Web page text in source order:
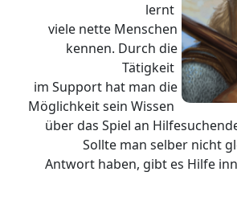
lernt
viele nette Menschen
kennen. Durch die
Tätigkeit
im Support hat man die
Möglichkeit sein Wissen
über das Spiel an
Sollte man selber nicht
Antwort haben, gibt es Hilfe